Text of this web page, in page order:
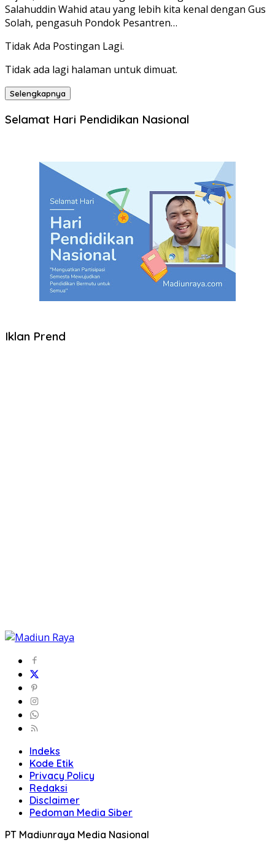
Salahuddin Wahid atau yang lebih kita kenal dengan Gus
Solah, pengasuh Pondok Pesantren…
Tidak Ada Postingan Lagi.
Tidak ada lagi halaman untuk dimuat.
Selengkapnya
Selamat Hari Pendidikan Nasional
Iklan Prend
Indeks
Kode Etik
Privacy Policy
Redaksi
Disclaimer
Pedoman Media Siber
PT Madiunraya Media Nasional